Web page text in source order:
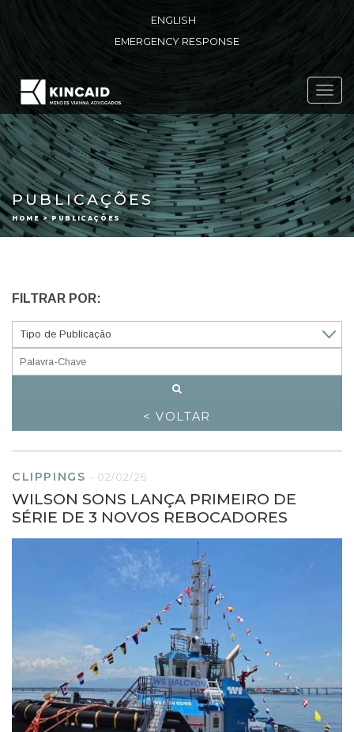
ENGLISH
EMERGENCY RESPONSE
PUBLICAÇÕES
HOME > PUBLICAÇÕES
FILTRAR POR:
< VOLTAR
CLIPPINGS -02/02/26
WILSON SONS LANÇA PRIMEIRO DE
SÉRIE DE 3 NOVOS REBOCADORES